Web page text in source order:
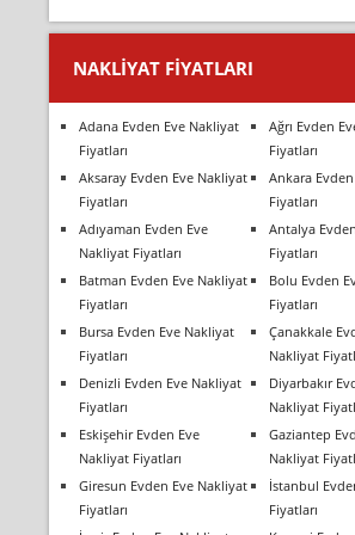
NAKLIYAT FIYATLARI
Adana Evden Eve Nakliyat
Fiyatları
Ağrı Evden
Fiyatları
Aksaray Evden Eve Nakliyat
Fiyatları
Ankara
Fiyatları
Adıyaman Evden Eve
Nakliyat Fiyatları
Antalya
Fiyatları
Batman Evden Eve Nakliyat
Fiyatları
Bolu Evden
Fiyatları
Bursa Evden Eve Nakliyat
Fiyatları
Çanakkale
Nakliyat
Denizli Evden Eve Nakliyat
Fiyatları
Diyarbakır
Nakliyat
Eskişehir Evden Eve
Nakliyat Fiyatları
Gaziantep
Nakliyat
Giresun Evden Eve Nakliyat
Fiyatları
İstanbul
Fiyatları